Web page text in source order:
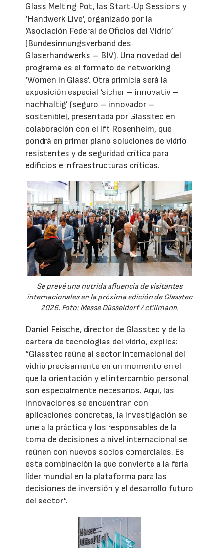
Glass Melting Pot, las Start-Up Sessions y
‘Handwerk Live’, organizado por la
‘Asociación Federal de Oficios del Vidrio’
(Bundesinnungsverband des
Glaserhandwerks – BIV). Una novedad del
programa es el formato de networking
‘Women in Glass’. Otra primicia será la
exposición especial ‘sicher – innovativ –
nachhaltig’ (seguro – innovador –
sostenible), presentada por Glasstec en
colaboración con el ift Rosenheim, que
pondrá en primer plano soluciones de vidrio
resistentes y de seguridad crítica para
edificios e infraestructuras críticas.
Se prevé una nutrida afluencia de visitantes
internacionales en la próxima edición de Glasstec
2026. Foto: Messe Düsseldorf / ctillmann.
Daniel Feische, director de Glasstec y de la
cartera de tecnologías del vidrio, explica:
“Glasstec reúne al sector internacional del
vidrio precisamente en un momento en el
que la orientación y el intercambio personal
son especialmente necesarios. Aquí, las
innovaciones se encuentran con
aplicaciones concretas, la investigación se
une a la práctica y los responsables de la
toma de decisiones a nivel internacional se
reúnen con nuevos socios comerciales. Es
esta combinación la que convierte a la feria
líder mundial en la plataforma para las
decisiones de inversión y el desarrollo futuro
del sector”.